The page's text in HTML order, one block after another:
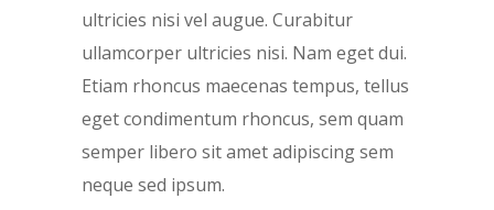
ultricies nisi vel augue. Curabitur
ullamcorper ultricies nisi. Nam eget dui.
Etiam rhoncus maecenas tempus, tellus
eget condimentum rhoncus, sem quam
semper libero sit amet adipiscing sem
neque sed ipsum.